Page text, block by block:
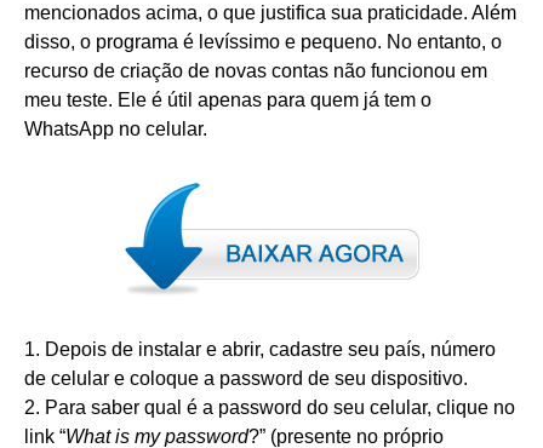
mencionados acima, o que justifica sua praticidade. Além
disso, o programa é levíssimo e pequeno. No entanto, o
recurso de criação de novas contas não funcionou em
meu teste. Ele é útil apenas para quem já tem o
WhatsApp no celular.
1. Depois de instalar e abrir, cadastre seu país, número
de celular e coloque a password de seu dispositivo.
2. Para saber qual é a password do seu celular, clique no
link “What is my password?” (presente no próprio